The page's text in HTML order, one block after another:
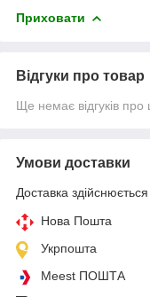
Приховати
Відгуки про товар
Ще немає відгуків про
Умови доставки
Доставка
Нова Пошта
Укрпошта
Meest ПОШТА